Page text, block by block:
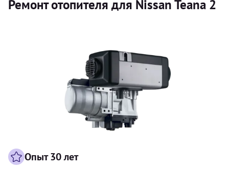
Ремонт отопителя для Nissan Teana 2
Опыт 30 лет